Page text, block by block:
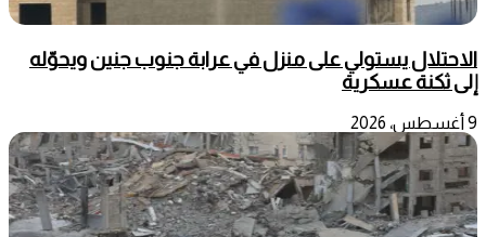
الاحتلال يستولي على منزل في عرابة جنوب جنين ويحوّله
إلى ثكنة عسكرية
9 أغسطس، 2026